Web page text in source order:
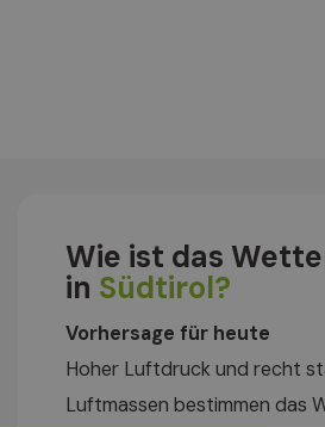
Wie ist das
in Südtirol?
Vorhersage für heute
Hoher Luftdruck und recht
Luftmassen bestimmen das